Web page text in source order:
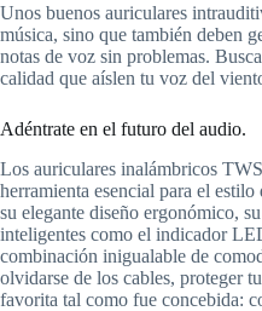
Unos buenos auriculares
música, sino que también deben
notas de voz sin problemas.
calidad que aíslen tu voz del
Adéntrate en el futuro del audio.
Los auriculares inalámbricos
herramienta esencial para el
su elegante diseño ergonómico,
inteligentes como el indicador
combinación inigualable de
olvidarse de los cables, proteger
favorita tal como fue concebida: